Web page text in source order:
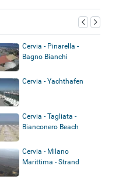
Cervia - Pinarella -
Bagno Bianchi
Cervia - Yachthafen
Cervia - Tagliata -
Bianconero Beach
Cervia - Milano
Marittima - Strand